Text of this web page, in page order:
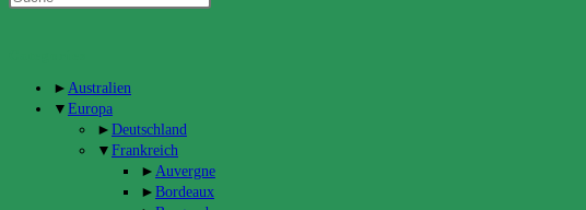
► Australien
▼ Europa
► Deutschland
▼ Frankreich
► Auvergne
► Bordeaux